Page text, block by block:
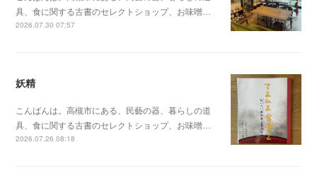
具、食に関する古書のセレクトショップ、お味噌…
2026.07.30 07:57
妖精
こんばんは。高槻市にある、民藝の器、暮らしの道
具、食に関する古書のセレクトショップ、お味噌…
2026.07.26 08:18